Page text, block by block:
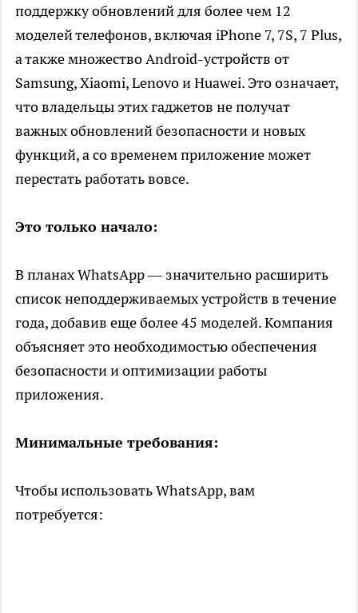
поддержку обновлений для более чем 12
моделей телефонов, включая iPhone 7, 7S, 7 Plus,
а также множество Android-устройств от
Samsung, Xiaomi, Lenovo и Huawei. Это означает,
что владельцы этих гаджетов не получат
важных обновлений безопасности и новых
функций, а со временем приложение может
перестать работать вовсе.
Это только начало:
В планах WhatsApp — значительно расширить
список неподдерживаемых устройств в течение
года, добавив еще более 45 моделей. Компания
объясняет это необходимостью обеспечения
безопасности и оптимизации работы
приложения.
Минимальные требования:
Чтобы использовать WhatsApp, вам
потребуется: